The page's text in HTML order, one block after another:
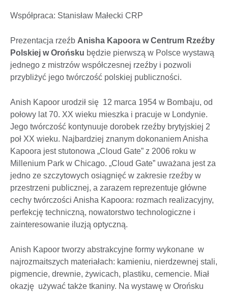
Współpraca: Stanisław Małecki CRP
Prezentacja rzeźb Anisha Kapoora w Centrum Rzeźby
Polskiej w Orońsku będzie pierwszą w Polsce wystawą
jednego z mistrzów współczesnej rzeźby i pozwoli
przybliżyć jego twórczość polskiej publiczności.
Anish Kapoor urodził się 12 marca 1954 w Bombaju, od
połowy lat 70. XX wieku mieszka i pracuje w Londynie.
Jego twórczość kontynuuje dorobek rzeźby brytyjskiej 2
poł XX wieku. Najbardziej znanym dokonaniem Anisha
Kapoora jest stutonowa „Cloud Gate” z 2006 roku w
Millenium Park w Chicago. „Cloud Gate” uważana jest za
jedno ze szczytowych osiągnięć w zakresie rzeźby w
przestrzeni publicznej, a zarazem reprezentuje główne
cechy twórczości Anisha Kapoora: rozmach realizacyjny,
perfekcję techniczną, nowatorstwo technologiczne i
zainteresowanie iluzją optyczną.
Anish Kapoor tworzy abstrakcyjne formy wykonane w
najrozmaitszych materiałach: kamieniu, nierdzewnej stali,
pigmencie, drewnie, żywicach, plastiku, cemencie. Miał
okazję używać także tkaniny. Na wystawę w Orońsku